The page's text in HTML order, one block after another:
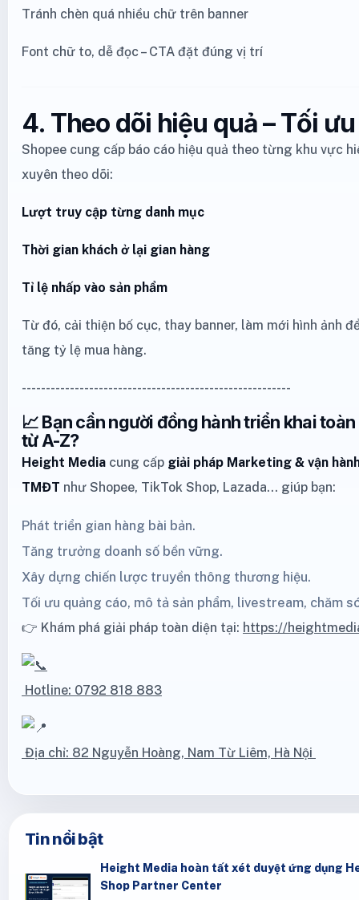
Tránh chèn quá nhiều chữ trên banner
Font chữ to, dễ đọc – CTA đặt đúng vị trí
4. Theo dõi hiệu quả – Tối
Shopee cung cấp báo cáo hiệu quả theo từng khu vực
xuyên theo dõi:
Lượt truy cập từng danh mục
Thời gian khách ở lại gian hàng
Tỉ lệ nhấp vào sản phẩm
Từ đó, cải thiện bố cục, thay banner, làm mới hình ảnh
tăng tỷ lệ mua hàng.
--------------------------------------------------------
📈 Bạn cần người đồng hành triển khai
từ A-Z?
Height Media cung cấp giải pháp Marketing & vận
TMĐT như Shopee, TikTok Shop, Lazada… giúp bạn:
Phát triển gian hàng bài bản.
Tăng trưởng doanh số bền vững.
Xây dựng chiến lược truyền thông thương hiệu.
Tối ưu quảng cáo, mô tả sản phẩm, livestream, chăm
👉 Khám phá giải pháp toàn diện tại: https://
Hotline: 0792 818 883
Địa chỉ: 82 Nguyễn Hoàng, Nam Từ Liêm, Hà Nội
Tin nổi bật
Height Media hoàn tất xét duyệt ứng dụng
Shop Partner Center